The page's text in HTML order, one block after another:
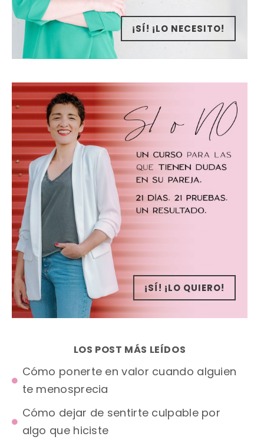
¡SÍ! ¡LO NECESITO!
¡SÍ! ¡LO QUIERO!
LOS POST MÁS LEÍDOS
Cómo ponerte en valor cuando alguien
te menosprecia
Cómo dejar de sentirte culpable por
algo que hiciste